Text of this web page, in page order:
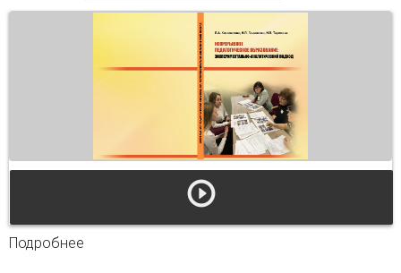
Подробнее